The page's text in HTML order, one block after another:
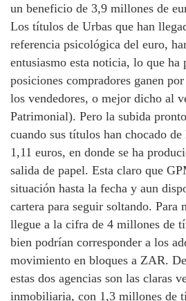
un beneficio de 3,9 millones de
Los títulos de Urbas que han
referencia psicológica del euro,
entusiasmo esta noticia, lo que ha
posiciones compradores ganen
los vendedores, o mejor dicho al
Patrimonial). Pero la subida
cuando sus títulos han chocado
1,11 euros, en donde se ha
salida de papel. Esta claro que
situación hasta la fecha y aun
cartera para seguir soltando. Para
llegue a la cifra de 4 millones de
bien podrían corresponder a los
movimiento en bloques a ZAR.
estas dos agencias son las claras
inmobiliaria, con 1,3 millones de